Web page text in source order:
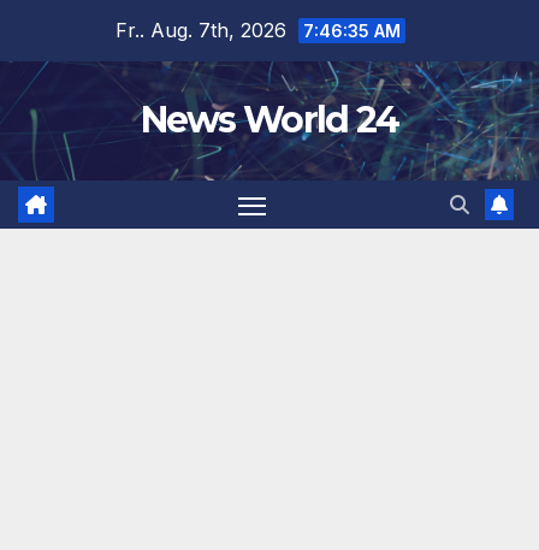
springen
Fr.. Aug. 7th, 2026 7:46:36 AM
News World 24